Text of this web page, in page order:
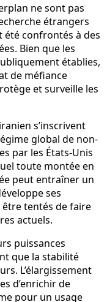
ne sont pas
étrangers
confrontés à des
Bien que les
établies,
de méfiance
et surveille les
s’inscrivent
global de non-
par les États-Unis
toute montée en
peut entraîner un
ses
être tentés de faire
actuels.
puissances
que la stabilité
L’élargissement
d’enrichir de
pour un usage